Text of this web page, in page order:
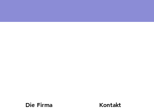
Die Firma Kontakt